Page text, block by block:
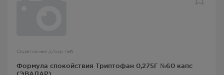
Седативные д/взр таб
Формула спокойствия Триптофан 0,275Г №60 капс
(ЭВАЛАР)